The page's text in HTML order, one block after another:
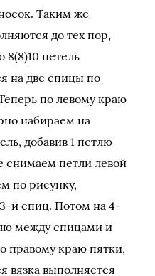
Таким же
до тех пор,
8(8)10 петель
на две спицы по
по левому краю
набираем на
добавив 1 петлю
петли левой
по рисунку,
й спиц. Потом на 4-
между спицами и
правому краю пятки,
вязка выполняется